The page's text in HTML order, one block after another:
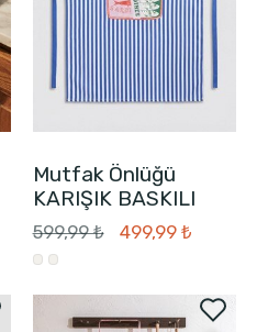
Mutfak Önlüğü
KARIŞIK BASKILI
599,99 ₺ 499,99 ₺